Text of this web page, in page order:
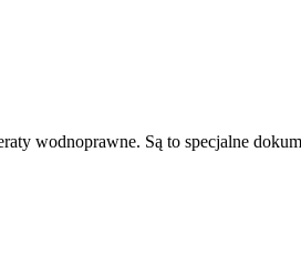
wodnoprawne. Są to specjalne